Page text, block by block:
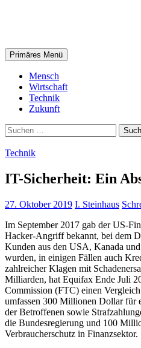
Suchen
Primäres Menü
Mensch
Wirtschaft
Technik
Zukunft
Suchen
nach:
Technik
IT-Sicherheit: Ein
27. Oktober 2019 I. Steinhaus
Im September 2017 gab der US-
Hacker-Angriff bekannt, bei dem
Kunden aus den USA, Kanada
wurden, in einigen Fällen auch
zahlreicher Klagen mit
Milliarden, hat Equifax Ende Juli
Commission (FTC) einen
umfassen 300 Millionen Dollar für
der Betroffenen sowie
die Bundesregierung und 100
Verbraucherschutz in Finanzsektor.